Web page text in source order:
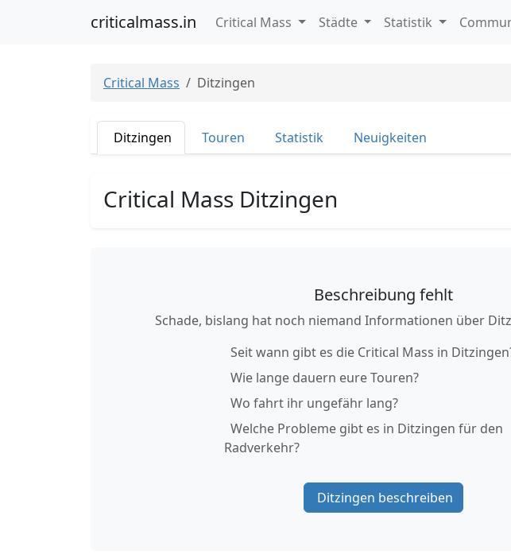
criticalmass.in Critical Mass Städte Statistik
Critical Mass Ditzingen
Ditzingen Touren Statistik Neuigkeiten
Critical Mass Ditzingen
Beschreibung fehlt
Schade, bislang hat noch niemand Informationen über
Seit wann gibt es die Critical Mass in
Wie lange dauern eure Touren?
Wo fahrt ihr ungefähr lang?
Welche Probleme gibt es in Ditzingen für den
Radverkehr?
Ditzingen beschreiben